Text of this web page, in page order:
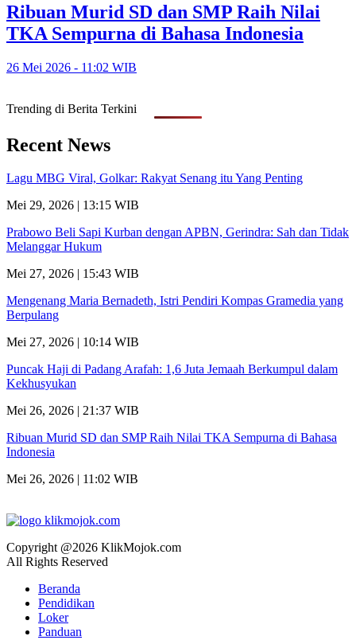
Ribuan Murid SD dan SMP Raih Nilai
TKA Sempurna di Bahasa Indonesia
26 Mei 2026 - 11:02 WIB
Trending di Berita Terkini
Recent News
Lagu MBG Viral, Golkar: Rakyat Senang itu Yang Penting
Mei 29, 2026 | 13:15 WIB
Prabowo Beli Sapi Kurban dengan APBN, Gerindra: Sah dan Tidak
Melanggar Hukum
Mei 27, 2026 | 15:43 WIB
Mengenang Maria Bernadeth, Istri Pendiri Kompas Gramedia yang
Berpulang
Mei 27, 2026 | 10:14 WIB
Puncak Haji di Padang Arafah: 1,6 Juta Jemaah Berkumpul dalam
Kekhusyukan
Mei 26, 2026 | 21:37 WIB
Ribuan Murid SD dan SMP Raih Nilai TKA Sempurna di Bahasa
Indonesia
Mei 26, 2026 | 11:02 WIB
Copyright @2026 KlikMojok.com
All Rights Reserved
Beranda
Pendidikan
Loker
Panduan